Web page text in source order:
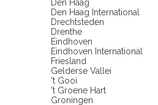
Den Haag
Den Haag International
Drechtsteden
Drenthe
Eindhoven
Eindhoven International
Friesland
Gelderse Vallei
't Gooi
't Groene Hart
Groningen